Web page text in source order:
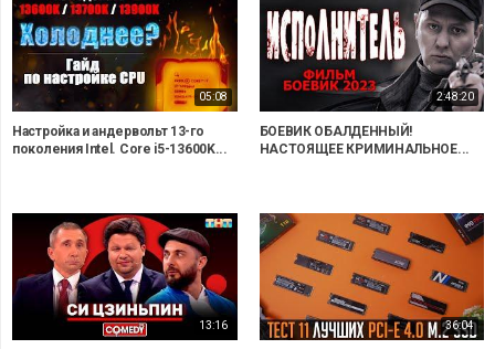
05:08
Настройка и андервольт 13-го
поколения Intel. Core i5-13600K...
2:48:20
БОЕВИК ОБАЛДЕННЫЙ!
НАСТОЯЩЕЕ КРИМИНАЛЬНОЕ...
13:16 36:04